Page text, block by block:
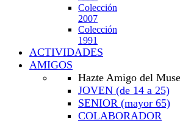
Colección
2007
Colección
1991
ACTIVIDADES
AMIGOS
Hazte Amigo del
JOVEN (de 14 a 25)
SENIOR (mayor 65)
COLABORADOR